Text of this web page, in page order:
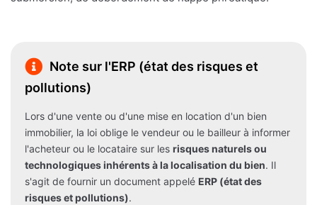
Note sur l'ERP (état des risques et
pollutions)
Lors d'une vente ou d'une mise en location d'un bien
immobilier, la loi oblige le vendeur ou le bailleur à informer
l'acheteur ou le locataire sur les risques naturels ou
technologiques inhérents à la localisation du bien. Il
s'agit de fournir un document appelé ERP (état des
risques et pollutions).